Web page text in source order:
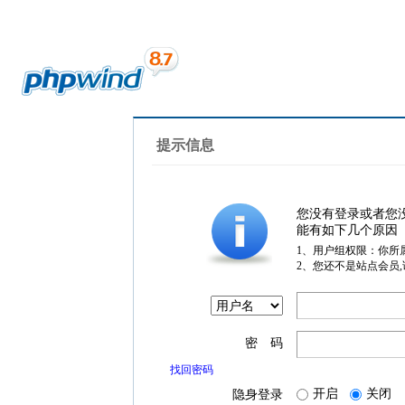
提示信息
您没有登录或者您
能有如下几个原因
1、用户组权限：你所
2、您还不是站点会员
密 码
找回密码
隐身登录 开启 关闭